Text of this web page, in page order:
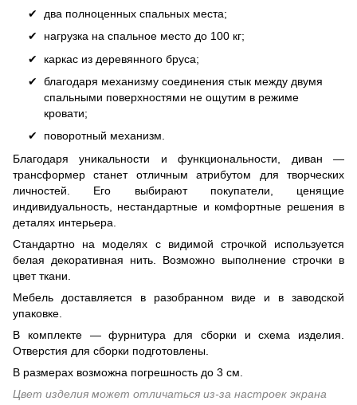
два полноценных спальных места;
нагрузка на спальное место до 100 кг;
каркас из деревянного бруса;
благодаря механизму соединения стык между двумя
спальными поверхностями не ощутим в режиме
кровати;
поворотный механизм.
Благодаря уникальности и функциональности, диван —
трансформер станет отличным атрибутом для творческих
личностей. Его выбирают покупатели, ценящие
индивидуальность, нестандартные и комфортные решения в
деталях интерьера.
Стандартно на моделях с видимой строчкой используется
белая декоративная нить. Возможно выполнение строчки в
цвет ткани.
Мебель доставляется в разобранном виде и в заводской
упаковке.
В комплекте — фурнитура для сборки и схема изделия.
Отверстия для сборки подготовлены.
В размерах возможна погрешность до 3 см.
Цвет изделия может отличаться из-за настроек экрана